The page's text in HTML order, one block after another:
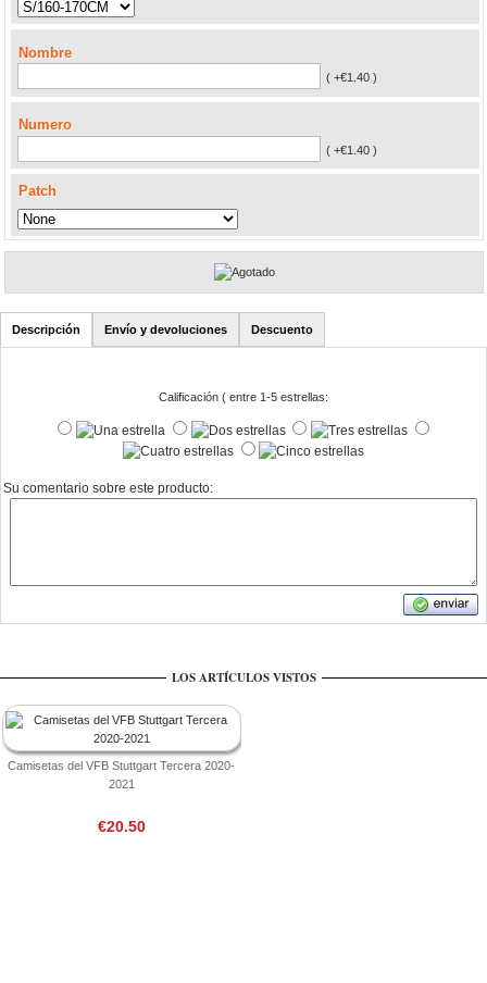
Nombre
( +€1.40 )
Numero
( +€1.40 )
Patch
Descripción Envío y devoluciones Descuento
Calificación ( entre 1-5 estrellas:
Su comentario sobre este producto:
LOS ARTÍCULOS VISTOS
Camisetas del VFB Stuttgart Tercera 2020-
2021
€20.50